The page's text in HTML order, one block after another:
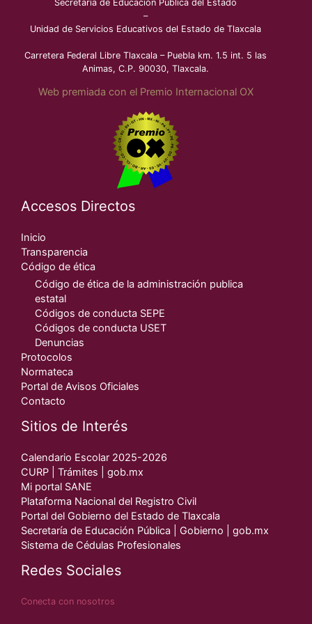
Secretaría de Educación Pública del Estado
–
Unidad de Servicios Educativos del Estado de Tlaxcala
Carretera Federal Libre Tlaxcala – Puebla km. 1.5 int. 5 las
Animas, C.P. 90030, Tlaxcala.
Web premiada con el Premio Internacional OX
Accesos Directos
Inicio
Transparencia
Código de ética
Código de ética de la administración publica
estatal
Códigos de conducta SEPE
Códigos de conducta USET
Denuncias
Protocolos
Normateca
Portal de Avisos Oficiales
Contacto
Sitios de Interés
Calendario Escolar 2025-2026
CURP | Trámites | gob.mx
Mi portal SANE
Plataforma Nacional del Registro Civil
Portal del Gobierno del Estado de Tlaxcala
Secretaría de Educación Pública | Gobierno | gob.mx
Sistema de Cédulas Profesionales
Redes Sociales
Conecta con nosotros